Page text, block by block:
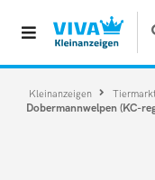
Kleinanzeigen
Dobermannwelpen (KC-